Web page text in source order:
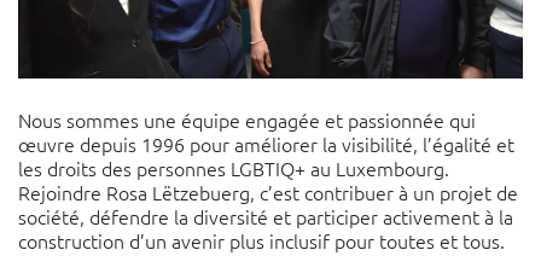
Nous sommes une équipe engagée et passionnée qui
œuvre depuis 1996 pour améliorer la visibilité, l’égalité et
les droits des personnes LGBTIQ+ au Luxembourg.
Rejoindre Rosa Lëtzebuerg, c’est contribuer à un projet de
société, défendre la diversité et participer activement à la
construction d’un avenir plus inclusif pour toutes et tous.